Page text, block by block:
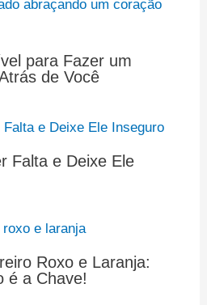
para Fazer um
de Você
Falta e Deixe Ele
Roxo e Laranja:
é a Chave!